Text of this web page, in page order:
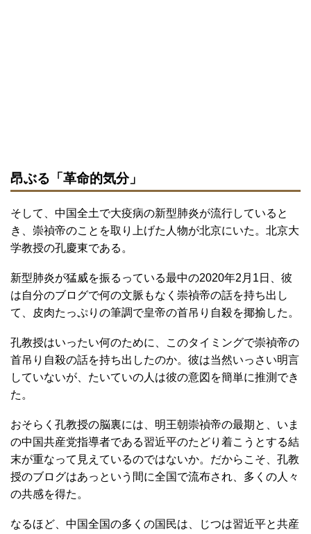
昂ぶる「革命的気分」
そして、中国全土で大疫病の新型肺炎が流行していると
き、崇禎帝のことを取り上げた人物が北京にいた。北京大
学教授の孔慶東である。
新型肺炎が猛威を振るっている最中の2020年2月1日、彼
は自分のブログで何の文脈もなく崇禎帝の話を持ち出し
て、皮肉たっぷりの筆調で皇帝の首吊り自殺を揶揄した。
孔教授はいったい何のために、このタイミングで崇禎帝の
首吊り自殺の話を持ち出したのか。彼は当然いっさい明言
していないが、たいていの人は彼の意図を簡単に推測でき
た。
おそらく孔教授の脳裏には、明王朝崇禎帝の最期と、いま
の中国共産党指導者である習近平のたどり着こうとする結
末が重なって見えているのではないか。だからこそ、孔教
授のブログはあっという間に全国で流布され、多くの人々
の共感を得た。
なるほど、中国全国の多くの国民は、じつは習近平と共産